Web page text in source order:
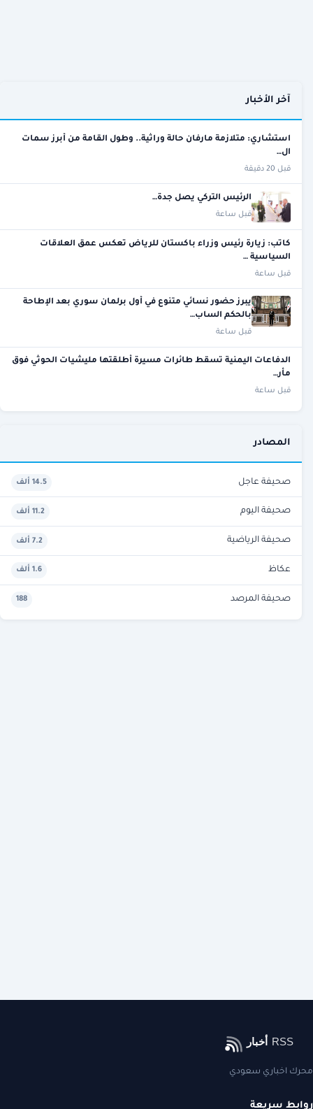
آخر الأخبار
استشاري: متلازمة مارفان حالة وراثية.. وطول القامة من أبرز سمات
ال…
قبل 20 دقيقة
الرئيس التركي يصل جدة…
قبل ساعة
كاتب: زيارة رئيس وزراء باكستان للرياض تعكس عمق العلاقات
السياسية …
قبل ساعة
يبرز حضور نسائي متنوع في أول برلمان سوري بعد الإطاحة
بالحكم الساب…
قبل ساعة
الدفاعات اليمنية تسقط طائرات مسيرة أطلقتها مليشيات الحوثي فوق
مأر…
قبل ساعة
المصادر
صحيفة عاجل 14.5 ألف
صحيفة اليوم 11.2 ألف
صحيفة الرياضية 7.2 ألف
عكاظ 1.6 ألف
صحيفة المرصد 188
محرك اخباري سعودي
روابط سريعة